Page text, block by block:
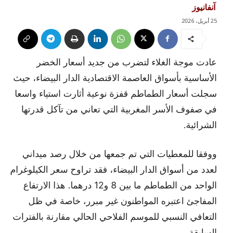
آنفانيوز
25 أبريل، 2026
عادت موجة الغلاء لتضرب من جديد أسعار الخضر
الأساسية بأسواق العاصمة الاقتصادية الدار البيضاء، حيث
سجلت أسعار الطماطم قفزة نوعية أثارت استياء واسعا
في صفوف الأسر المغربية التي تعاني من تآكل قدرتها
الشرائية.
ووفقا للمعطيات التي تم جمعها من خلال رصد ميداني
لعدد من أسواق الدار البيضاء، فقد تراوح سعر الكيلوغرام
الواحد من الطماطم ما بين 8 و12 درهما. هذا الارتفاع
المفاجئ اعتبره المواطنون غير مبرر، خاصة في ظل
التعافي النسبي للموسم الفلاحي الحالي مقارنة بالفترات